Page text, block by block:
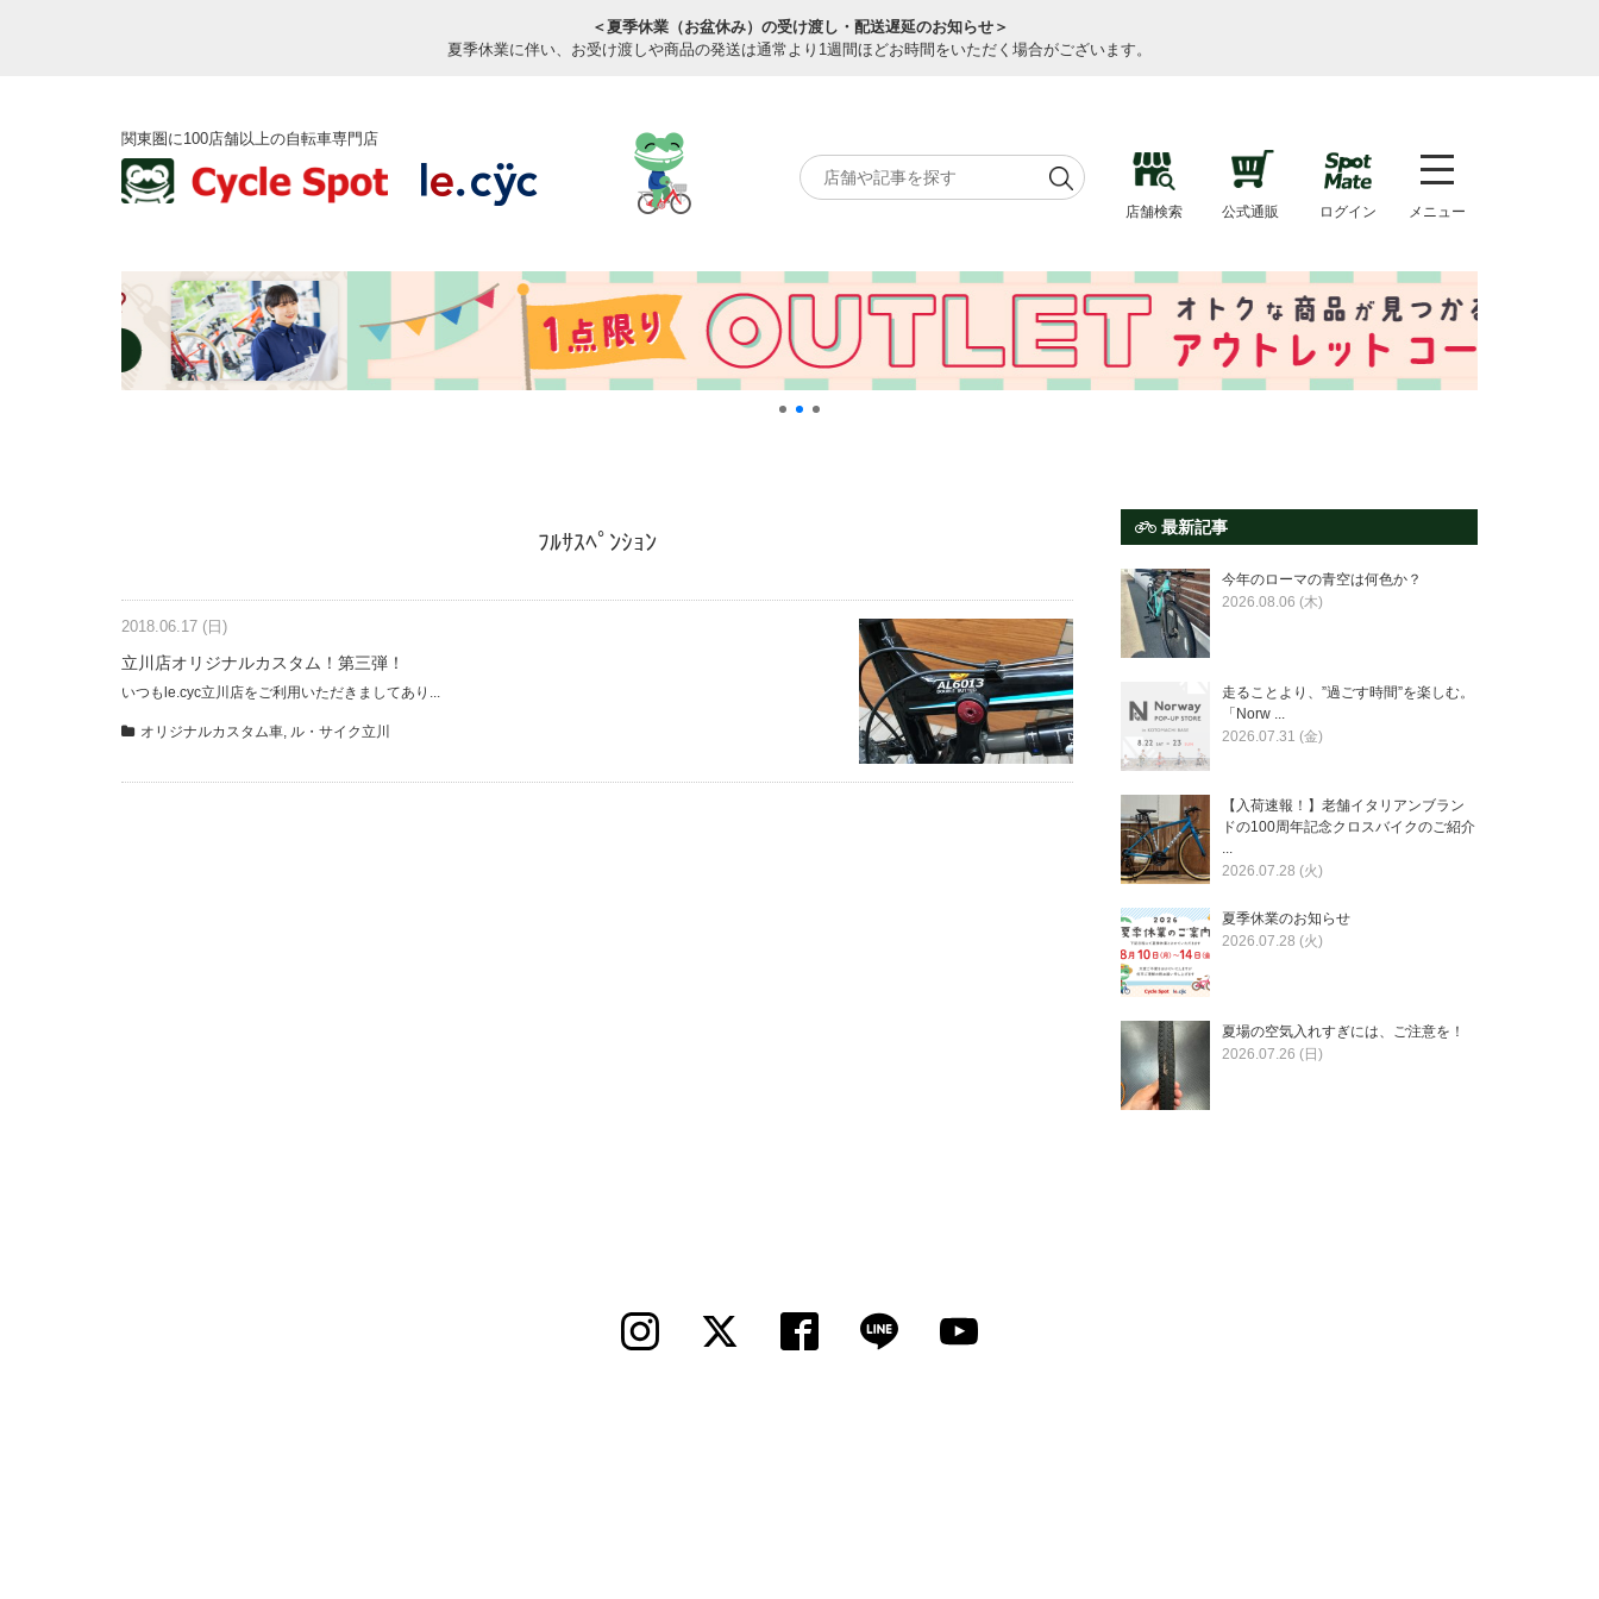
＜夏季休業（お盆休み）の受け渡し・配送遅延のお知らせ＞
夏季休業に伴い、お受け渡しや商品の発送は通常より1週間ほどお時間をいただく場合がございます。
関東圏に100店舗以上の自転車専門店
店舗検索 公式通販 ログイン メニュー
ﾌﾙｻｽﾍﾟﾝｼｮﾝ
2018.06.17 (日)
立川店オリジナルカスタム！第三弾！
いつもle.cyc立川店をご利用いただきましてあり...
オリジナルカスタム車, ル・サイク立川
最新記事
今年のローマの青空は何色か？
2026.08.06 (木)
走ることより、”過ごす時間”を楽しむ。
「Norw ...
2026.07.31 (金)
【入荷速報！】老舗イタリアンブラン
ドの100周年記念クロスバイクのご紹介
...
2026.07.28 (火)
夏季休業のお知らせ
2026.07.28 (火)
夏場の空気入れすぎには、ご注意を！
2026.07.26 (日)